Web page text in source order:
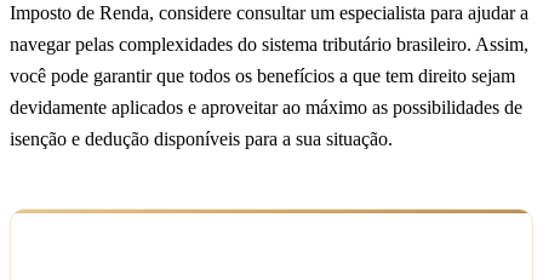
Imposto de Renda, considere consultar um especialista para ajudar a
navegar pelas complexidades do sistema tributário brasileiro. Assim,
você pode garantir que todos os benefícios a que tem direito sejam
devidamente aplicados e aproveitar ao máximo as possibilidades de
isenção e dedução disponíveis para a sua situação.